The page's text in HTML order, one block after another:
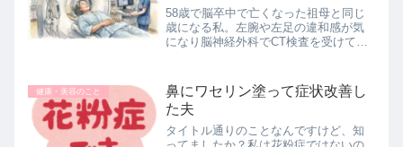
58歳で脳卒中で亡くなった祖母と同じ
歳になる私。左腕や左足の違和感が気
になり脳神経外科でCT検査を受けてき
直に記録。更年期や食生活の見直しに
ついても書いています。
健康・美容のこと
鼻にワセリン塗って症状改善し
た夫
タイトル通りのことなんですけど、知